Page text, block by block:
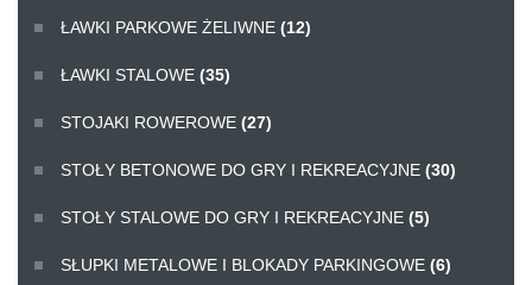
ŁAWKI PARKOWE ŻELIWNE (12)
ŁAWKI STALOWE (35)
STOJAKI ROWEROWE (27)
STOŁY BETONOWE DO GRY I REKREACYJNE (30)
STOŁY STALOWE DO GRY I REKREACYJNE (5)
SŁUPKI METALOWE I BLOKADY PARKINGOWE (6)